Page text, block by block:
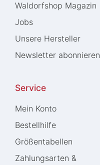
Waldorfshop Magazin
Jobs
Unsere Hersteller
Newsletter abonnieren
Service
Mein Konto
Bestellhilfe
Größentabellen
Zahlungsarten &